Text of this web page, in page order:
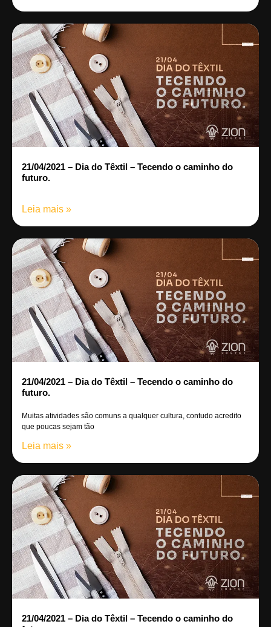
21/04/2021 – Dia do Têxtil – Tecendo o caminho do
futuro.
Leia mais »
21/04/2021 – Dia do Têxtil – Tecendo o caminho do
futuro.
Muitas atividades são comuns a qualquer cultura, contudo acredito
que poucas sejam tão
Leia mais »
21/04/2021 – Dia do Têxtil – Tecendo o caminho do